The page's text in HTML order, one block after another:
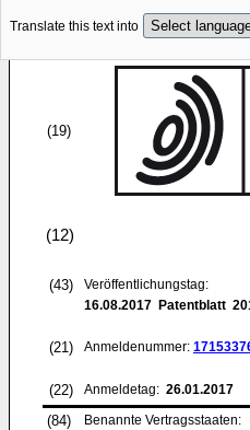
Translate this text into
(19)
(12)
(43)
Veröffentlichungstag:
16.08.2017 Patentblatt
(21) Anmeldenummer:
(22) Anmeldetag: 26.01.2017
(84)
Benannte Vertragsstaaten: